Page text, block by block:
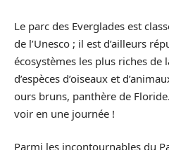
Le parc des Everglades est
de l’Unesco ; il est d’ailleurs
écosystèmes les plus riches de
d’espèces d’oiseaux et
ours bruns, panthère de
voir en une journée !
Parmi les incontournables du